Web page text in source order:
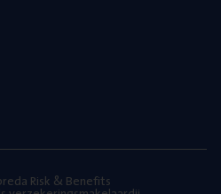
Risk & Benefits